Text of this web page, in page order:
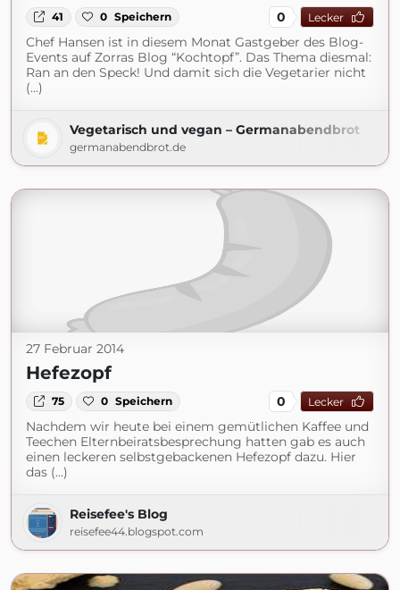
41 0 Speichern 0 Lecker
Chef Hansen ist in diesem Monat Gastgeber des Blog-
Events auf Zorras Blog “Kochtopf”. Das Thema diesmal:
Ran an den Speck! Und damit sich die Vegetarier nicht
(...)
Vegetarisch und vegan – Germanabendbrot
germanabendbrot.de
27 Februar 2014
Hefezopf
75 0 Speichern 0 Lecker
Nachdem wir heute bei einem gemütlichen Kaffee und
Teechen Elternbeiratsbesprechung hatten gab es auch
einen leckeren selbstgebackenen Hefezopf dazu. Hier
das (...)
Reisefee's Blog
reisefee44.blogspot.com